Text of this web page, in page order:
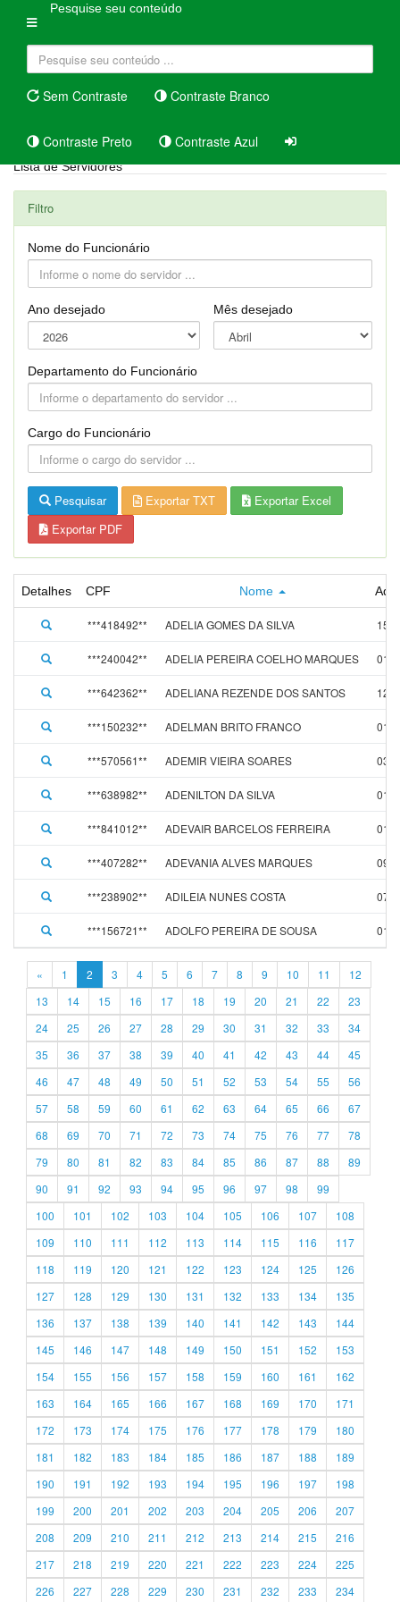
Pesquise seu conteúdo
Sem Contraste Contraste Branco
Contraste Preto Contraste Azul
Lista de Servidores
Filtro
Nome do Funcionário
Ano desejado Mês desejado
Departamento do Funcionário
Cargo do Funcionário
Pesquisar Exportar TXT
Exportar Excel
Exportar PDF
Detalhes CPF Nome
***418492** ADELIA GOMES DA SILVA 15/
***240042** ADELIA PEREIRA COELHO MARQUES 01/
***642362** ADELIANA REZENDE DOS SANTOS 12/
***150232** ADELMAN BRITO FRANCO 01/
***570561** ADEMIR VIEIRA SOARES 03/
***638982** ADENILTON DA SILVA 01/
***841012** ADEVAIR BARCELOS FERREIRA 01/
***407282** ADEVANIA ALVES MARQUES 09/
***238902** ADILEIA NUNES COSTA 07/
***156721** ADOLFO PEREIRA DE SOUSA 01/
« 1 2 3 4 5 6 7 8 9 10 11
12
13
14 15 16 17 18 19 20 21 22
23
24
25 26 27 28 29 30 31 32 33
34
35
36 37 38 39 40 41 42 43 44
45
46
47 48 49 50 51 52 53 54 55
56
57
58 59 60 61 62 63 64 65 66
67
68
69 70 71 72 73 74 75 76 77
78
79
80 81 82 83 84 85 86 87 88
89
90
91 92 93 94 95 96 97 98
99
100
101 102 103 104 105 106 107
108
109
110 111 112 113 114 115 116
117
118
119 120 121 122 123 124 125
126
127
128 129 130 131 132 133 134
135
136
137 138 139 140 141 142 143
144
145
146 147 148 149 150 151 152
153
154
155 156 157 158 159 160 161
162
163
164 165 166 167 168 169 170
171
172
173 174 175 176 177 178 179
180
181
182 183 184 185 186 187 188
189
190
191 192 193 194 195 196 197
198
199
200 201 202 203 204 205 206
207
208
209 210 211 212 213 214 215
216
217
218 219 220 221 222 223 224
225
226
227 228 229 230 231 232 233 234